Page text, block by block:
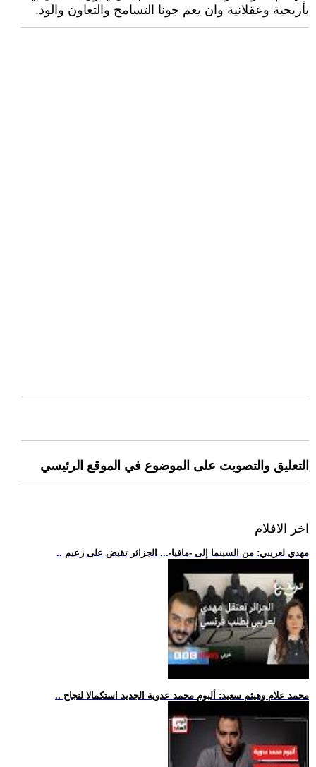
بأريحية وعقلانية وان يعم جونا التسامح والتعاون والود.
التعليق والتصويت على الموضوع في الموقع الرئيسي
اخر الافلام
.. مهدي لعريبي: من السينما إلى -مافيا-... الجزائر تقبض على زعيم
.. محمد علام وهيثم سعيد: ألبوم محمد عدوية الجديد استكمالا لنجاح